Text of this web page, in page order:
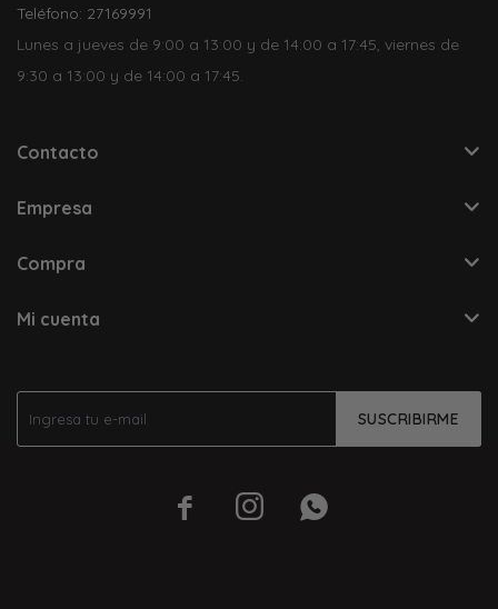
SUSCRIBIRME
  
Teléfono: 27169991
Lunes a jueves de 9:00 a 13:00 y de 14:00 a 17:45, viernes de
9:30 a 13:00 y de 14:00 a 17:45.
Contacto
Empresa
Compra
Mi cuenta